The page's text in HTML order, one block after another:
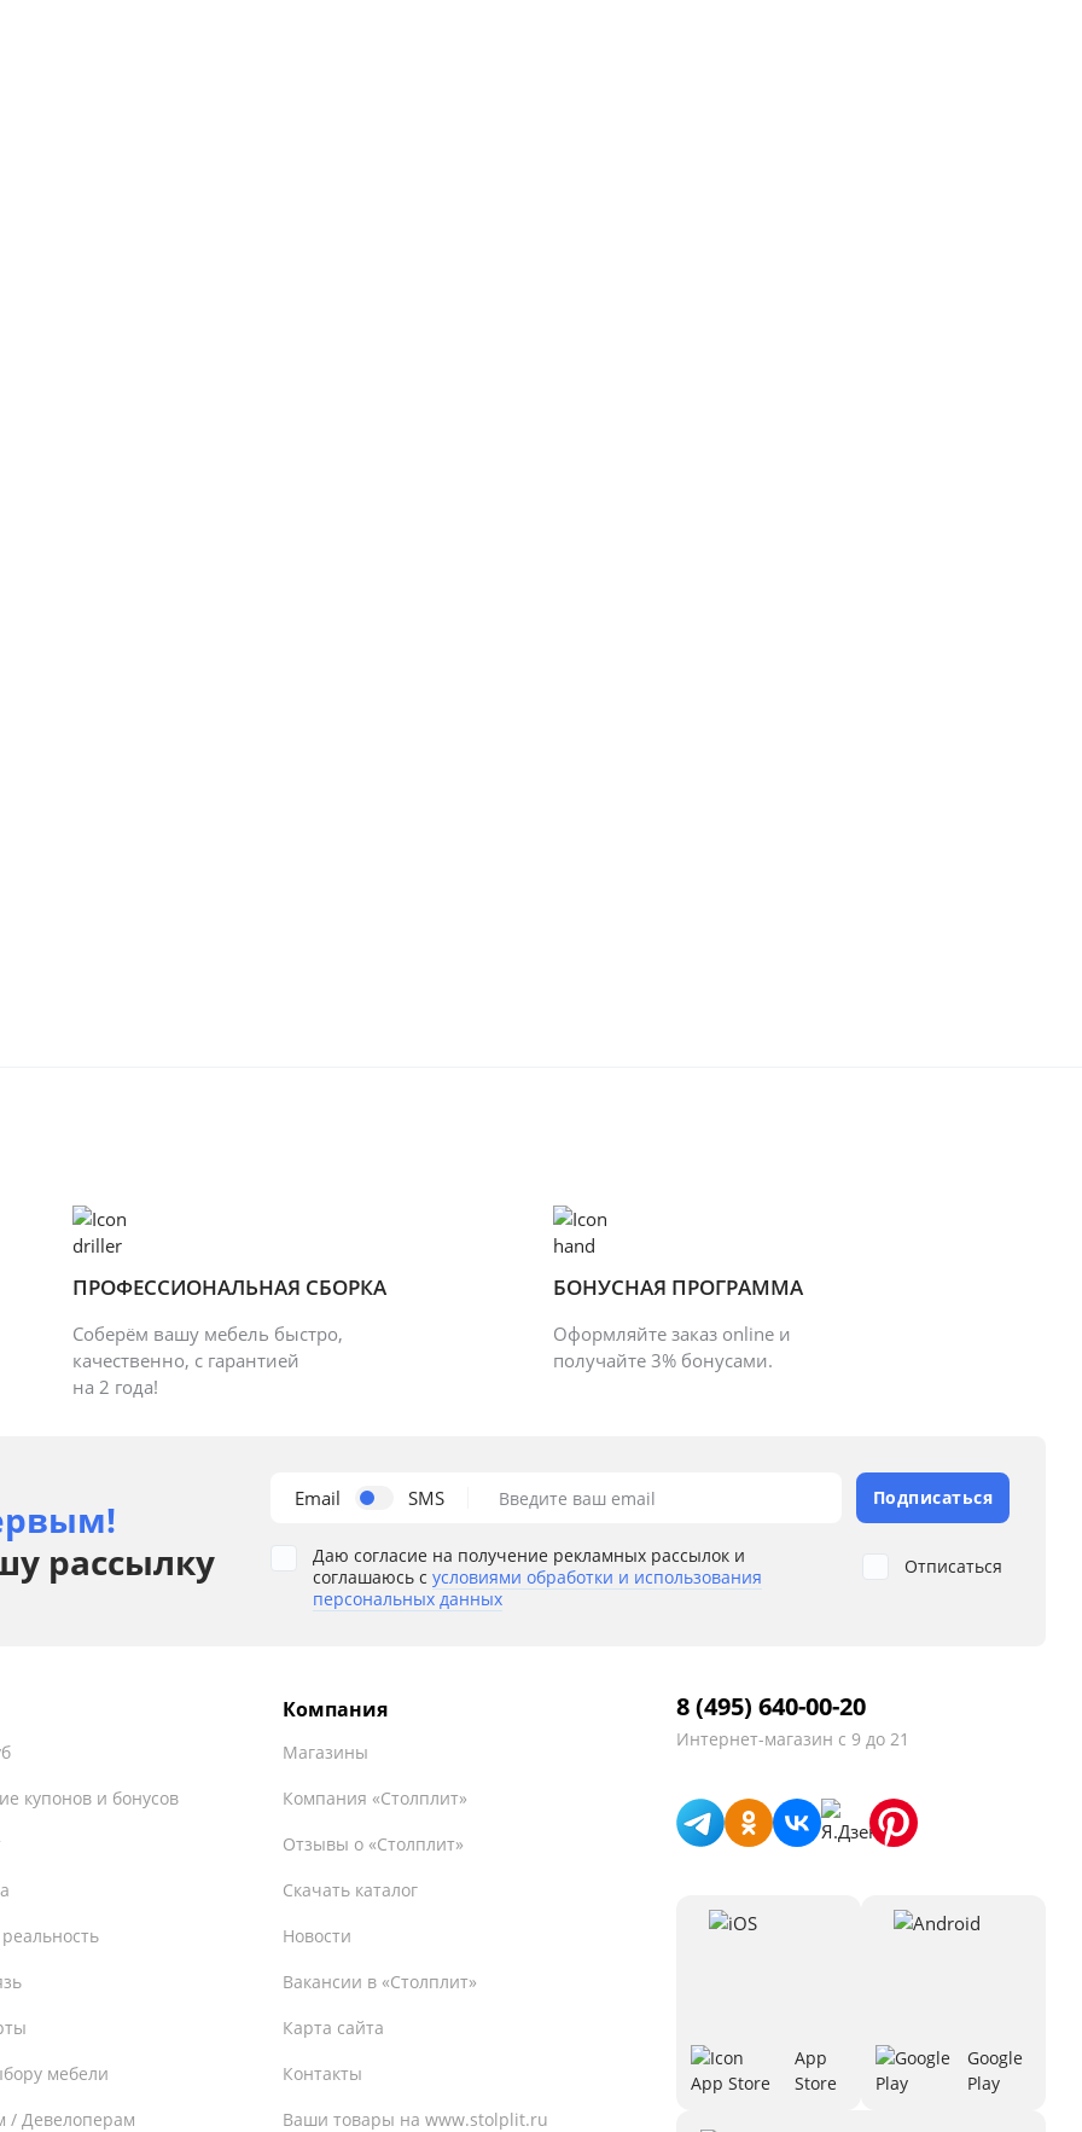
ПРОФЕССИОНАЛЬНАЯ СБОРКА
Соберём вашу мебель быстро,
качественно, с гарантией
на 2 года!
БОНУСНАЯ ПРОГРАММА
Оформляйте заказ online и
получайте 3% бонусами.
рассылку
Email SMS Введите ваш email Подписаться
Даю согласие на получение рекламных рассылок и
соглашаюсь с условиями обработки и использования
персональных данных
Отписаться
купонов и бонусов
мебели
/ Девелоперам
Компания
Магазины
Компания «Столплит»
Отзывы о «Столплит»
Скачать каталог
Новости
Вакансии в «Столплит»
Карта сайта
Контакты
Ваши товары на www.stolplit.ru
8 (495) 640-00-20
Интернет-магазин с 9 до 21
App
Store
Google
Play